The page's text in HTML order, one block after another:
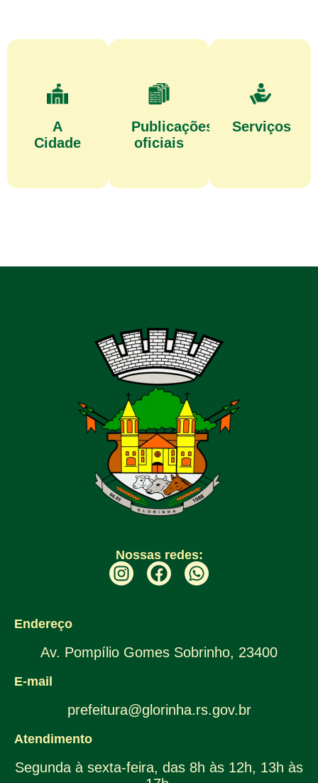
A
Cidade
Publicações
oficiais
Serviços
Nossas redes:
Endereço
Av. Pompílio Gomes Sobrinho, 23400
E-mail
prefeitura@glorinha.rs.gov.br
Atendimento
Segunda à sexta-feira, das 8h às 12h, 13h às